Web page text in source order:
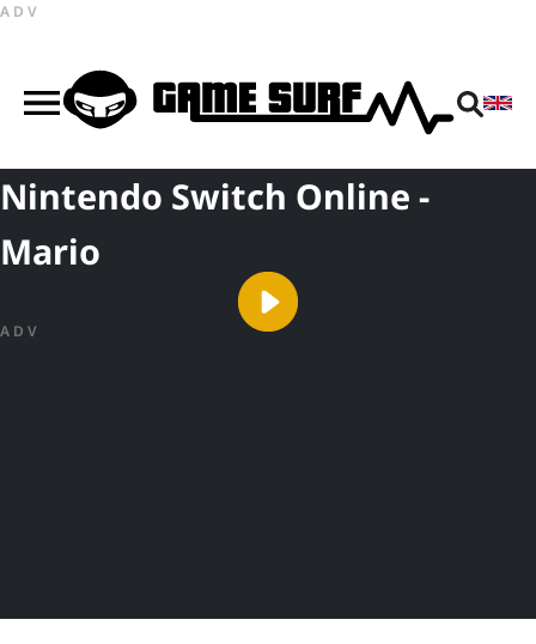
ADV
Nintendo Switch Online -
Mario
ADV